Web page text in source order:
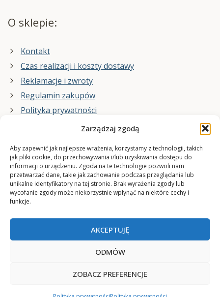
Zarządzaj zgodą
Aby zapewnić jak najlepsze wrażenia, korzystamy z technologii, takich
jak pliki cookie, do przechowywania i/lub uzyskiwania dostępu do
informacji o urządzeniu. Zgoda na te technologie pozwoli nam
przetwarzać dane, takie jak zachowanie podczas przeglądania lub
unikalne identyfikatory na tej stronie. Brak wyrażenia zgody lub
wycofanie zgody może niekorzystnie wpłynąć na niektóre cechy i
funkcje.
AKCEPTUJĘ
ODMÓW
ZOBACZ PREFERENCJE
O sklepie:
Kontakt
Czas realizacji i koszty dostawy
Reklamacje i zwroty
Regulamin zakupów
Polityka prywatności
Co zrobimy dla Ciebie:
projekty plakatów na zamówienie
wydrukuj swój plakat
© 2006-2025 Plakatynasciany.pl